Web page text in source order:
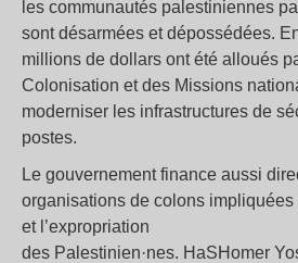
les communautés palestiniennes
sont désarmées et dépossédées.
millions de dollars ont été alloués
Colonisation et des Missions
moderniser les infrastructures de
postes.
Le gouvernement finance aussi
organisations de colons
et l’expropriation
des Palestinien·nes. HaSHomer